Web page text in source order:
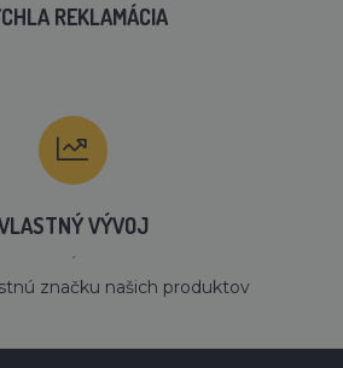
REKLAMÁCIA
VÝVOJ
´
značku našich produktov